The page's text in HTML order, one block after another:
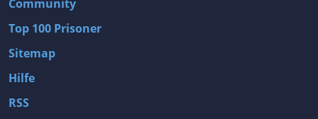
Community
Top 100 Prisoner
Sitemap
Hilfe
RSS